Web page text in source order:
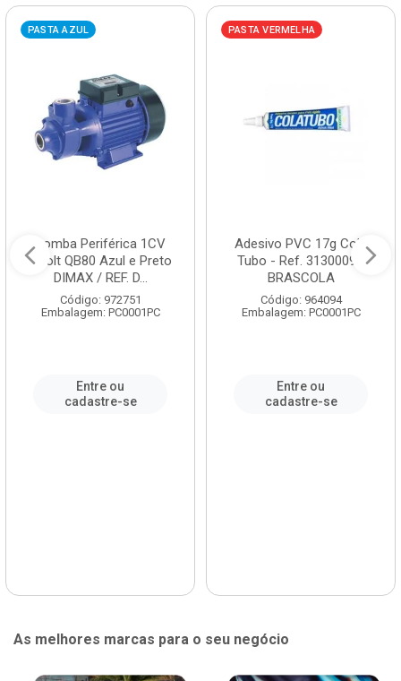
PASTA AZUL
Bomba Periférica 1CV
Bivolt QB80 Azul e Preto
DIMAX / REF. D...
Código: 972751
Embalagem: PC0001PC
Entre ou
cadastre-se
PASTA VERMELHA
Adesivo PVC 17g Cola
Tubo - Ref. 3130009 -
BRASCOLA
Código: 964094
Embalagem: PC0001PC
Entre ou
cadastre-se
As melhores marcas para o seu negócio